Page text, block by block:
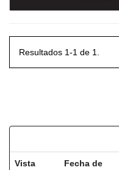
Resultados 1-1 de 1.
Vista
Fecha de